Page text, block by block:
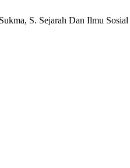
S. Sejarah Dan Ilmu